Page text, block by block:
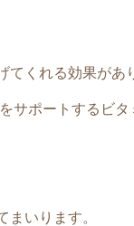
くれる効果があ
ポートするビタ
いります。